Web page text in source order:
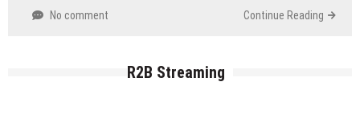
No comment Continue Reading
R2B Streaming